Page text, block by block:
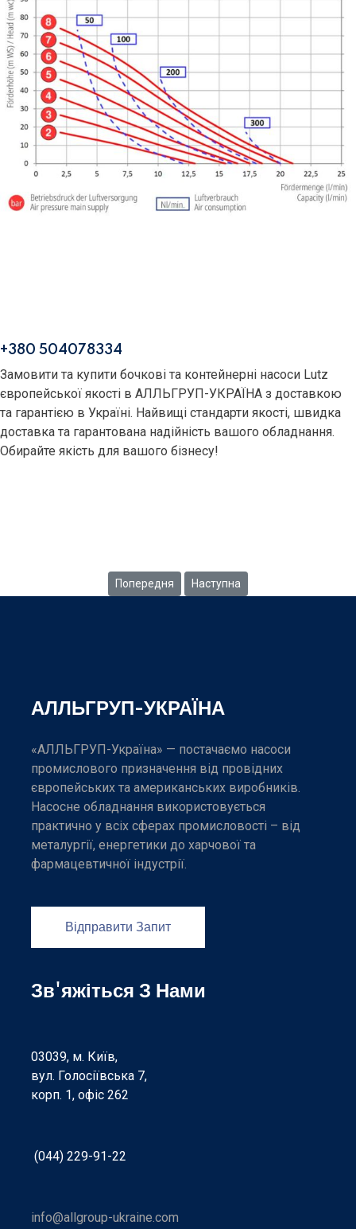
+380 504078334
Замовити та купити бочкові та контейнерні насоси Lutz
європейської якості в АЛЛЬГРУП-УКРАЇНА з доставкою
та гарантією в Україні. Найвищі стандарти якості, швидка
доставка та гарантована надійність вашого обладнання.
Обирайте якість для вашого бізнесу!
Попередня стаття: Мембранний насос AODD
Попередня Наступна стаття: Насосна
Наступна
АЛЛЬГРУП-УКРАЇНА
«АЛЛЬГРУП-Україна» — постачаємо насоси
промислового призначення від провідних
європейських та американських виробників.
Насосне обладнання використовується
практично у всіх сферах промисловості – від
металургії, енергетики до харчової та
фармацевтичної індустрії.
Відправити Запит
Зв'яжіться З Нами
03039, м. Київ,
вул. Голосіївська 7,
корп. 1, офіс 262
(044) 229-91-22
info@allgroup-ukraine.com